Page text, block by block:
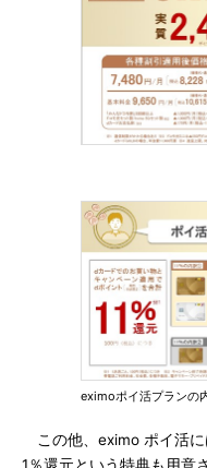
eximoポイ活プランの
この他、eximo ポイ活に